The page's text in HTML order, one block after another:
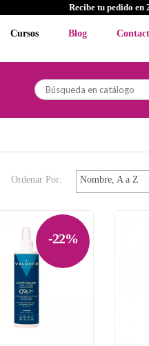
Recibe tu pedido en
Cursos Blog
Ordenar Por: Nombre, A a Z
-22%
